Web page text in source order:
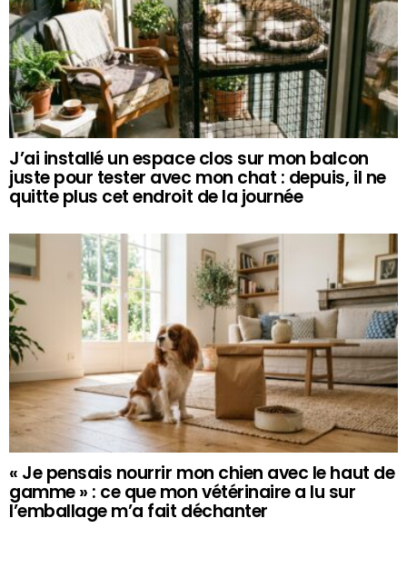
J’ai installé un espace clos sur mon balcon
juste pour tester avec mon chat : depuis, il ne
quitte plus cet endroit de la journée
« Je pensais nourrir mon chien avec le haut de
gamme » : ce que mon vétérinaire a lu sur
l’emballage m’a fait déchanter